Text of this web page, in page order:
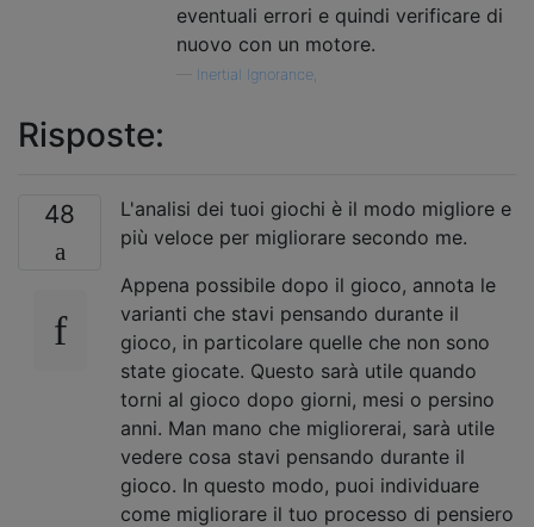
eventuali errori e quindi verificare di
nuovo con un motore.
Inertial Ignorance,
Risposte:
48
L'analisi dei tuoi giochi è il modo migliore e
più veloce per migliorare secondo me.
Appena possibile dopo il gioco, annota le
varianti che stavi pensando durante il
gioco, in particolare quelle che non sono
state giocate. Questo sarà utile quando
torni al gioco dopo giorni, mesi o persino
anni. Man mano che migliorerai, sarà utile
vedere cosa stavi pensando durante il
gioco. In questo modo, puoi individuare
come migliorare il tuo processo di pensiero